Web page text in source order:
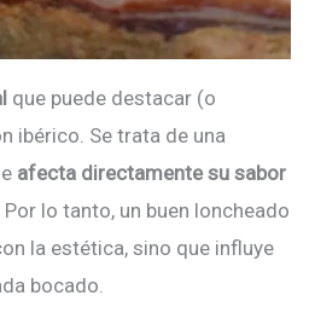
que puede destacar (o
ibérico. Se trata de una
afecta directamente su sabor
lo tanto, un buen loncheado
la estética, sino que influye
bocado.